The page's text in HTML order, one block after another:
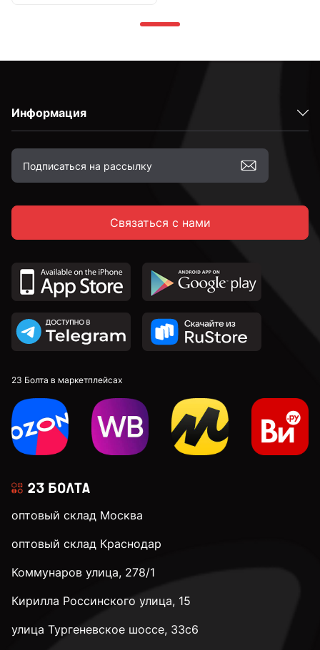
Информация
Связаться с нами
23 Болта в маркетплейсах
оптовый склад Москва
оптовый склад Краснодар
Коммунаров улица, 278/1
Кирилла Россинского улица, 15
улица Тургеневское шоссе, 33с6